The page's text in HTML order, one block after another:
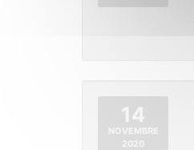
14
NOVEMBRE
2020